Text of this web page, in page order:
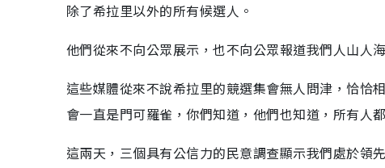
除了希拉里以外的所有候選人。
他們從來不向公眾展示，也不向公眾報道我們人山人
這些媒體從來不說希拉里的競選集會無人問津，恰恰
會一直是門可羅雀，你們知道，他們也知道，所有人
這兩天，三個具有公信力的民意調查顯示我們處於領